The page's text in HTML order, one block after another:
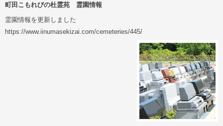
町田こもれびの杜霊苑 霊園情報
霊園情報を更新しました
https://www.iinumasekizai.com/cemeteries/445/